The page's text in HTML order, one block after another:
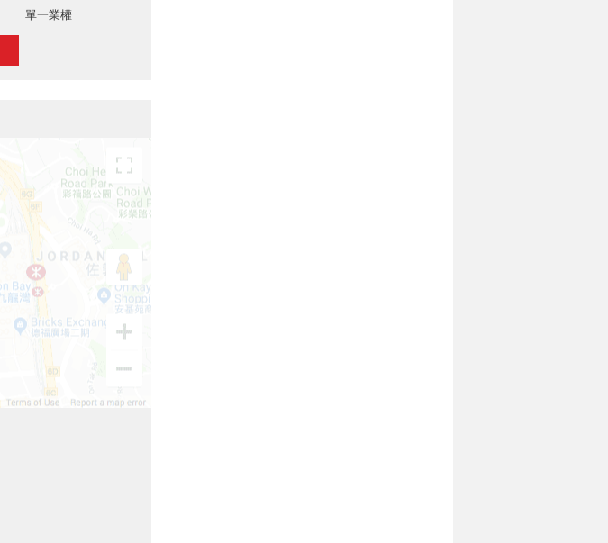
單一業權